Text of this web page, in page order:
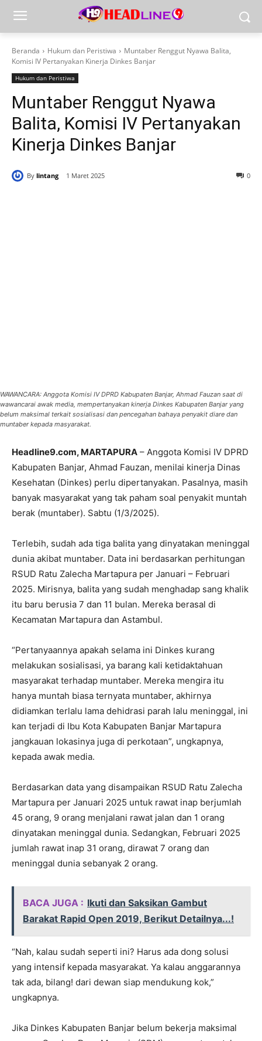
Beranda Hukum dan Peristiwa
Muntaber Renggut Nyawa Balita,
Komisi IV Pertanyakan Kinerja Dinkes Banjar
Hukum dan Peristiwa
Muntaber Renggut Nyawa
Balita, Komisi IV Pertanyakan
Kinerja Dinkes Banjar
By lintang 1 Maret 2025 0
WAWANCARA: Anggota Komisi IV DPRD Kabupaten Banjar, Ahmad Fauzan saat di
wawancarai awak media, mempertanyakan kinerja Dinkes Kabupaten Banjar yang
belum maksimal terkait sosialisasi dan pencegahan bahaya penyakit diare dan
muntaber kepada masyarakat.
Headline9.com, MARTAPURA – Anggota Komisi IV DPRD
Kabupaten Banjar, Ahmad Fauzan, menilai kinerja Dinas
Kesehatan (Dinkes) perlu dipertanyakan. Pasalnya, masih
banyak masyarakat yang tak paham soal penyakit muntah
berak (muntaber). Sabtu (1/3/2025).
Terlebih, sudah ada tiga balita yang dinyatakan meninggal
dunia akibat muntaber. Data ini berdasarkan perhitungan
RSUD Ratu Zalecha Martapura per Januari – Februari
2025. Mirisnya, balita yang sudah menghadap sang khalik
itu baru berusia 7 dan 11 bulan. Mereka berasal di
Kecamatan Martapura dan Astambul.
“Pertanyaannya apakah selama ini Dinkes kurang
melakukan sosialisasi, ya barang kali ketidaktahuan
masyarakat terhadap muntaber. Mereka mengira itu
hanya muntah biasa ternyata muntaber, akhirnya
didiamkan terlalu lama dehidrasi parah lalu meninggal, ini
kan terjadi di Ibu Kota Kabupaten Banjar Martapura
jangkauan lokasinya juga di perkotaan”, ungkapnya,
kepada awak media.
Berdasarkan data yang disampaikan RSUD Ratu Zalecha
Martapura per Januari 2025 untuk rawat inap berjumlah
45 orang, 9 orang menjalani rawat jalan dan 1 orang
dinyatakan meninggal dunia. Sedangkan, Februari 2025
jumlah rawat inap 31 orang, dirawat 7 orang dan
meninggal dunia sebanyak 2 orang.
BACA JUGA : Ikuti dan Saksikan Gambut
Barakat Rapid Open 2019, Berikut Detailnya...!
“Nah, kalau sudah seperti ini? Harus ada dong solusi
yang intensif kepada masyarakat. Ya kalau anggarannya
tak ada, bilang! dari dewan siap mendukung kok,”
ungkapnya.
Jika Dinkes Kabupaten Banjar belum bekerja maksimal